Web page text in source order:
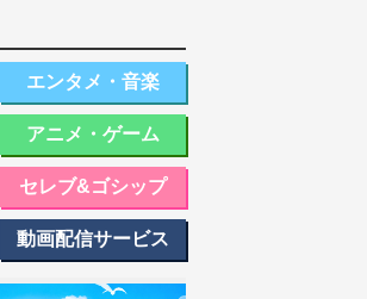
エンタメ・音楽
アニメ・ゲーム
セレブ&ゴシップ
動画配信サービス